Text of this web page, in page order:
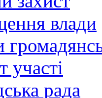
влади
участі
рада